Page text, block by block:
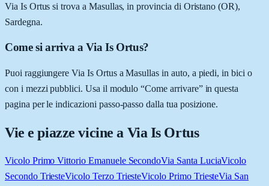
Via Is Ortus si trova a Masullas, in provincia di Oristano (OR),
Sardegna.
Come si arriva a Via Is Ortus?
Puoi raggiungere Via Is Ortus a Masullas in auto, a piedi, in bici o
con i mezzi pubblici. Usa il modulo “Come arrivare” in questa
pagina per le indicazioni passo-passo dalla tua posizione.
Vie e piazze vicine a Via Is Ortus
Vicolo Primo Vittorio Emanuele SecondoVia Santa LuciaVicolo
Secondo TriesteVicolo Terzo TriesteVicolo Primo TriesteVia San